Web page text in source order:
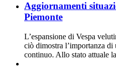
Aggiornamenti
Piemonte
L’espansione di Vespa
ciò dimostra l’importanza
continuo. Allo stato attuale